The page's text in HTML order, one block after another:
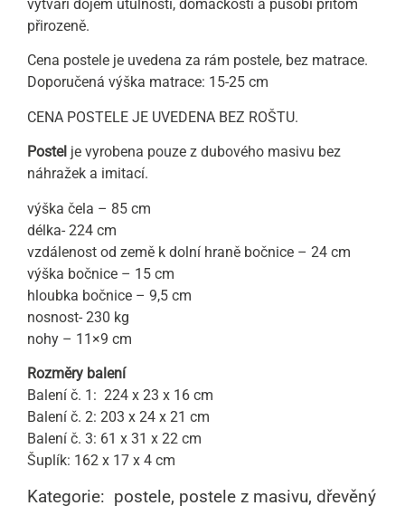
vytváří dojem útulnosti, domáckosti a působí přitom
přirozeně.
Cena postele je uvedena za rám postele, bez matrace.
Doporučená výška matrace: 15-25 cm
CENA POSTELE JE UVEDENA BEZ ROŠTU.
Postel je vyrobena pouze z dubového masivu bez
náhražek a imitací.
výška čela – 85 cm
délka- 224 cm
vzdálenost od země k dolní hraně bočnice – 24 cm
výška bočnice – 15 cm
hloubka bočnice – 9,5 cm
nosnost- 230 kg
nohy – 11×9 cm
Rozměry balení
Balení č. 1: 224 x 23 x 16 cm
Balení č. 2: 203 x 24 x 21 cm
Balení č. 3: 61 x 31 x 22 cm
Šuplík: 162 x 17 x 4 cm
Kategorie: postele, postele z masivu, dřevěný